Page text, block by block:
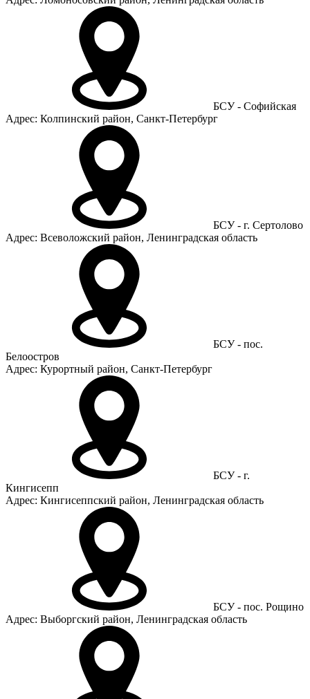
БСУ - Софийская
Адрес: Колпинский район, Санкт-Петербург
БСУ - г. Сертолово
Адрес: Всеволожский район, Ленинградская область
БСУ - пос.
Белоостров
Адрес: Курортный район, Санкт-Петербург
БСУ - г.
Кингисепп
Адрес: Кингисеппский район, Ленинградская область
БСУ - пос. Рощино
Адрес: Выборгский район, Ленинградская область